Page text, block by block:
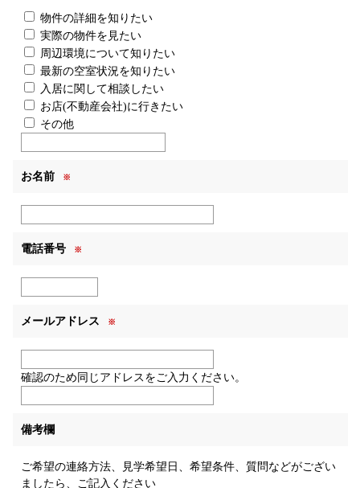
物件の詳細を知りたい
実際の物件を見たい
周辺環境について知りたい
最新の空室状況を知りたい
入居に関して相談したい
お店(不動産会社)に行きたい
その他
お名前 ※
電話番号 ※
メールアドレス ※
確認のため同じアドレスをご入力ください。
備考欄
ご希望の連絡方法、見学希望日、希望条件、質問などがござい
ましたら、ご記入ください